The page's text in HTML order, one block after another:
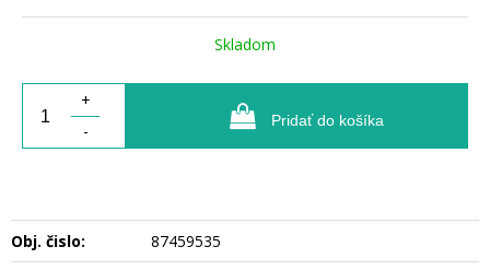
Skladom
+
-
Pridať do košíka
Obj. čislo:
87459535